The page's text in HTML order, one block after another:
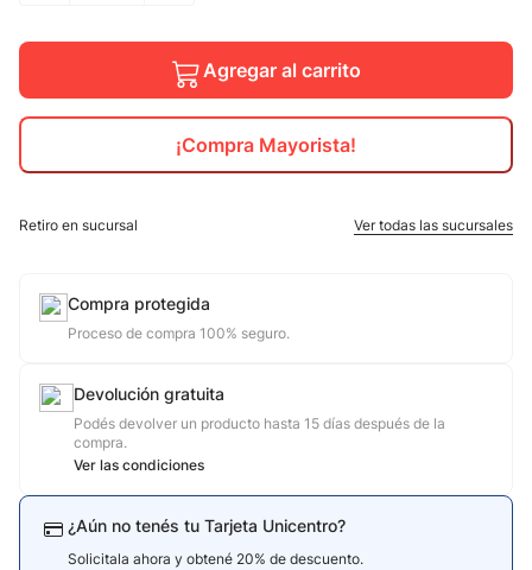
Agregar al carrito
¡Compra Mayorista!
Retiro en sucursal Ver todas las sucursales
Compra protegida
Proceso de compra 100% seguro.
Devolución gratuita
Podés devolver un producto hasta 15 días después de la
compra.
Ver las condiciones
¿Aún no tenés tu Tarjeta Unicentro?
Solicitala ahora y obtené 20% de descuento.